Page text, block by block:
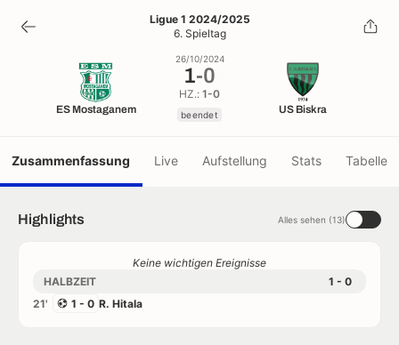
1-0
beendet
Ligue 1 2024/2025
6. Spieltag
ES Mostaganem
26/10/2024
1-0
HZ.: 1-0
beendet US Biskra
Zusammenfassung Live Aufstellung Stats Tabelle
Highlights Alles sehen (13)
Keine wichtigen Ereignisse
HALBZEIT
1 - 0
21'
1 - 0 R. Hitala